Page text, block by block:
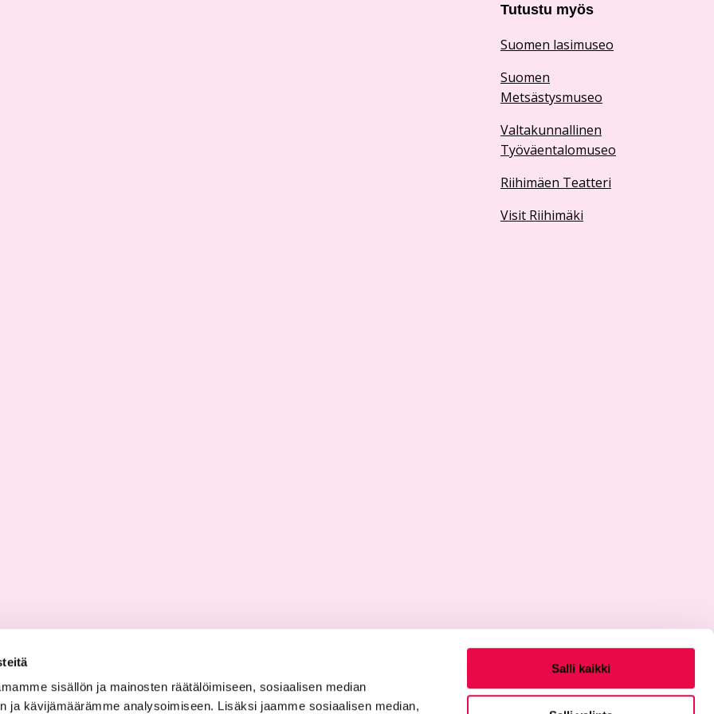
sisällön ja mainosten räätälöimiseen, sosiaalisen median
ja kävijämäärämme analysoimiseen. Lisäksi jaamme sosiaalisen median,
Salli kaikki
Tutustu myös
Suomen lasimuseo
Suomen
Metsästysmuseo
Valtakunnallinen
Työväentalomuseo
Riihimäen Teatteri
Visit Riihimäki